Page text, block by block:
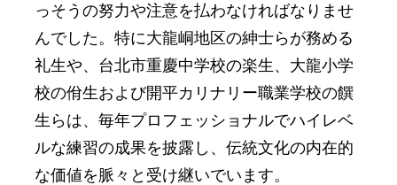
っそうの努力や注意を払わなければなりませ
んでした。特に大龍峒地区の紳士らが務める
礼生や、台北市重慶中学校の楽生、大龍小学
校の佾生および開平カリナリー職業学校の饌
生らは、毎年プロフェッショナルでハイレベ
ルな練習の成果を披露し、伝統文化の内在的
な価値を脈々と受け継いでいます。